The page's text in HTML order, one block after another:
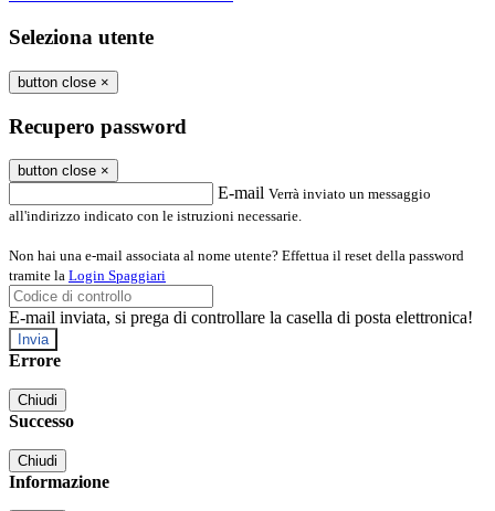
Seleziona utente
button close ×
Recupero password
button close ×
E-mail Verrà inviato un messaggio
all'indirizzo indicato con le istruzioni necessarie.
Non hai una e-mail associata al nome utente? Effettua il reset della password
tramite la Login Spaggiari
E-mail inviata, si prega di controllare la casella di posta elettronica!
Errore
Chiudi
Successo
Chiudi
Informazione